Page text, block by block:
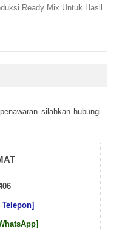
Ready Mix Untuk Hasil
sіlаhkаn hubungі